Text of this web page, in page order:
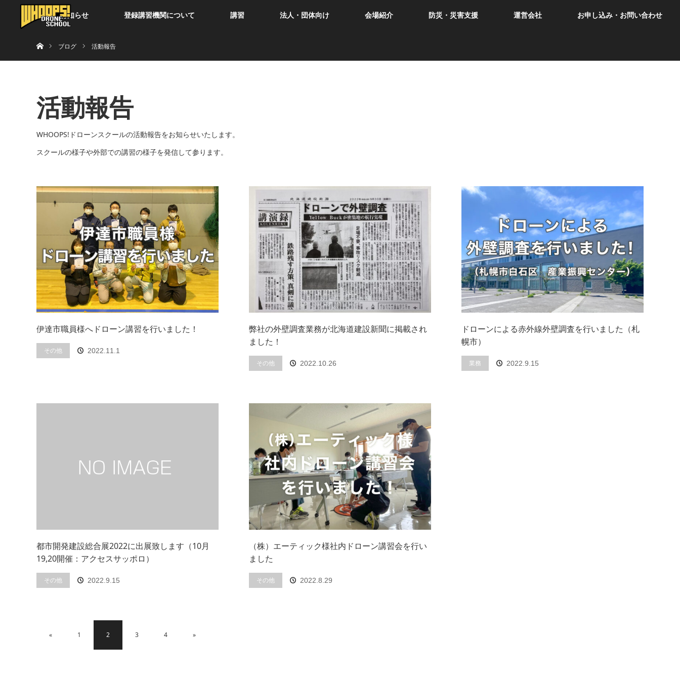
お知らせ 登録講習機関について 講習 法人・団体向け 会場紹介 防災・災害支援 運営会社 お申し込み・お問い合わせ
ブログ
活動報告
活動報告
WHOOPS!ドローンスクールの活動報告をお知らせいたします。
スクールの様子や外部での講習の様子を発信して参ります。
伊達市職員様へドローン講習を行いました！
その他 2022.11.1
弊社の外壁調査業務が北海道建設新聞に掲載され
ました！
その他 2022.10.26
ドローンによる赤外線外壁調査を行いました（札
幌市）
業務 2022.9.15
都市開発建設総合展2022に出展致します（10月
19,20開催：アクセスサッポロ）
その他 2022.9.15
（株）エーティック様社内ドローン講習会を行い
ました
その他 2022.8.29
« 1 2 3 4 »